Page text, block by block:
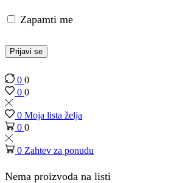
Zapamti me
Prijavi se
0 0
0 0
0 Moja lista želja
0 0
0 Zahtev za ponudu
Nema proizvoda na listi